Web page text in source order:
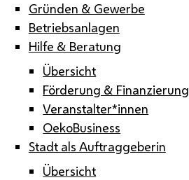
Gründen & Gewerbe
Betriebsanlagen
Hilfe & Beratung
Übersicht
Förderung & Finanzierung
Veranstalter*innen
OekoBusiness
Stadt als Auftraggeberin
Übersicht